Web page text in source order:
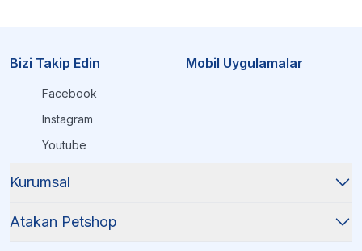
Bizi Takip Edin
Facebook
Instagram
Youtube
Mobil Uygulamalar
Kurumsal
Atakan Petshop